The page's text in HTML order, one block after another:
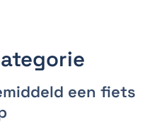
een fiets